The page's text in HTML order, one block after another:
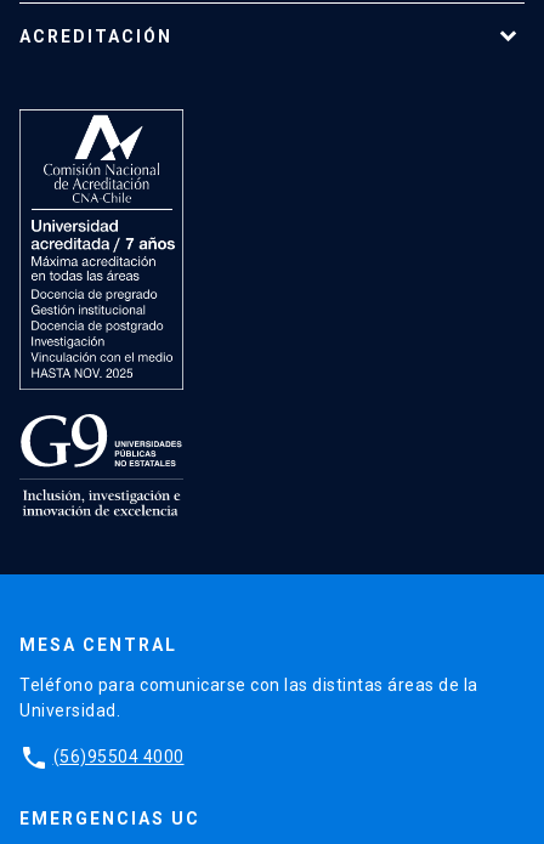
ACREDITACIÓN
MESA CENTRAL
Teléfono para comunicarse con las distintas áreas de la
Universidad.
phone (56)95504 4000
EMERGENCIAS UC